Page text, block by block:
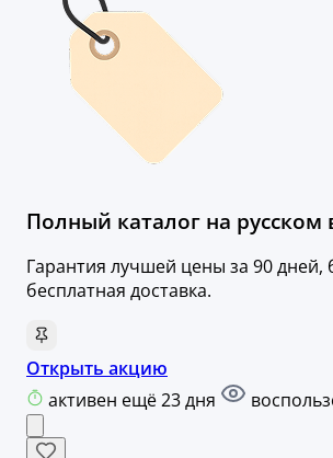
Полный каталог на русском
Гарантия лучшей цены за 90 дней,
бесплатная доставка.
Открыть акцию
активен ещё 23 дня